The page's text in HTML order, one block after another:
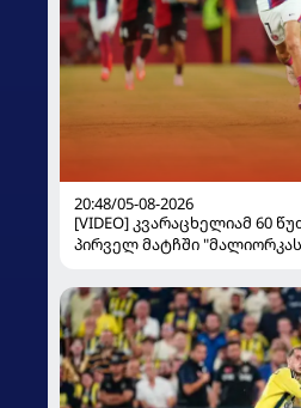
20:48/05-08-2026
[VIDEO] კვარაცხელიამ 60
პირველ მატჩში